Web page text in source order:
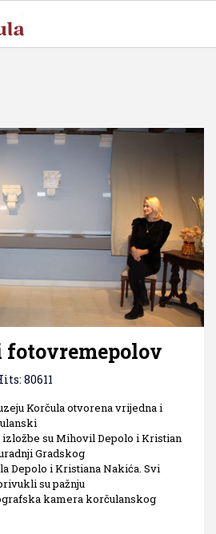
80611
Korčula otvorena vrijedna i
su Mihovil Depolo i Kristian
Gradskog
Depolo i Kristiana Nakića. Svi
su pažnju
kamera korčulanskog